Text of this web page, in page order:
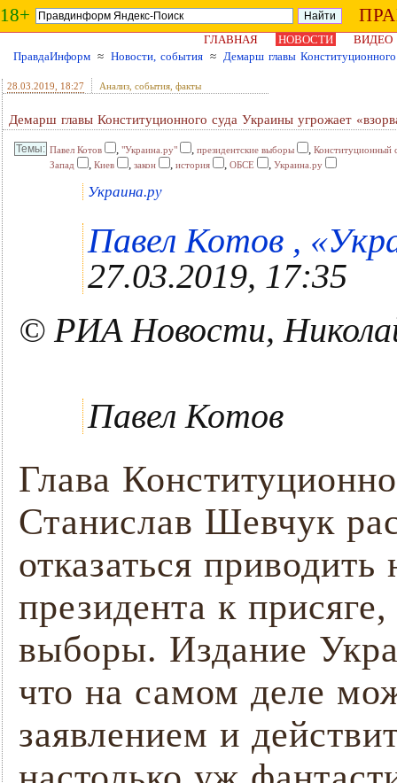
18+
ГЛАВНАЯ НОВОСТИ
ВИДЕО
ПравдаИнформ ≈ Новости, события ≈ Демарш главы
28.03.2019 , 18:27 Анализ, события, факты
Демарш главы Конституционного суда Украины угрожает
Павел Котов , "Украина.ру" , президентские выборы , Конституционный
Запад
, Киев , закон , история , ОБСЕ , Украина.ру
Украина.ру
Павел Котов ,
27.03.2019, 17:35
© РИА Новости,
Павел Котов
Глава
Станислав Шевчук
отказаться приводить
президента к
выборы. Издание
что на самом деле
заявлением и